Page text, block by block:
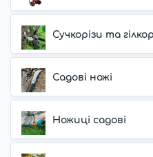
Сучкорізи та
Садові ножі
Ножиці садові